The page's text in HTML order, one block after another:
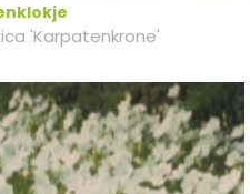
'Karpatenkrone'